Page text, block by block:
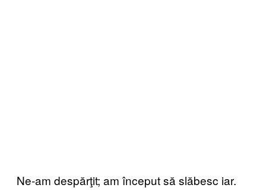
Ne-am despărţit; am început să slăbesc iar.